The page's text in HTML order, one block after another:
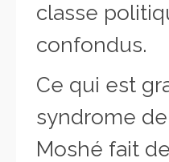
classe
confondus.
Ce qui est
syndrome
Moshé fait